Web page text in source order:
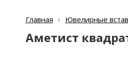
Главная Ювелирные
Аметист